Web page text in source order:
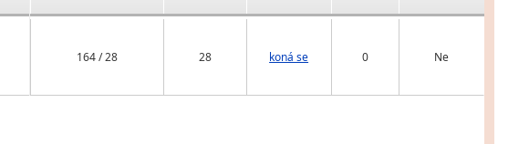
164 / 28 28 koná se 0 Ne